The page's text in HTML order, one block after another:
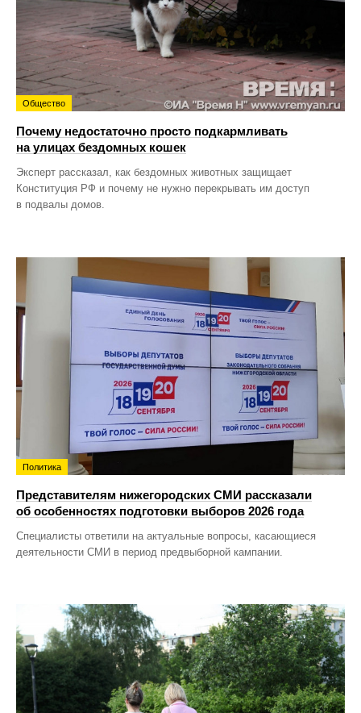
Общество
Почему недостаточно просто подкармливать
на улицах бездомных кошек
Эксперт рассказал, как бездомных животных защищает
Конституция РФ и почему не нужно перекрывать им доступ
в подвалы домов.
Политика
Представителям нижегородских СМИ рассказали
об особенностях подготовки выборов 2026 года
Специалисты ответили на актуальные вопросы, касающиеся
деятельности СМИ в период предвыборной кампании.